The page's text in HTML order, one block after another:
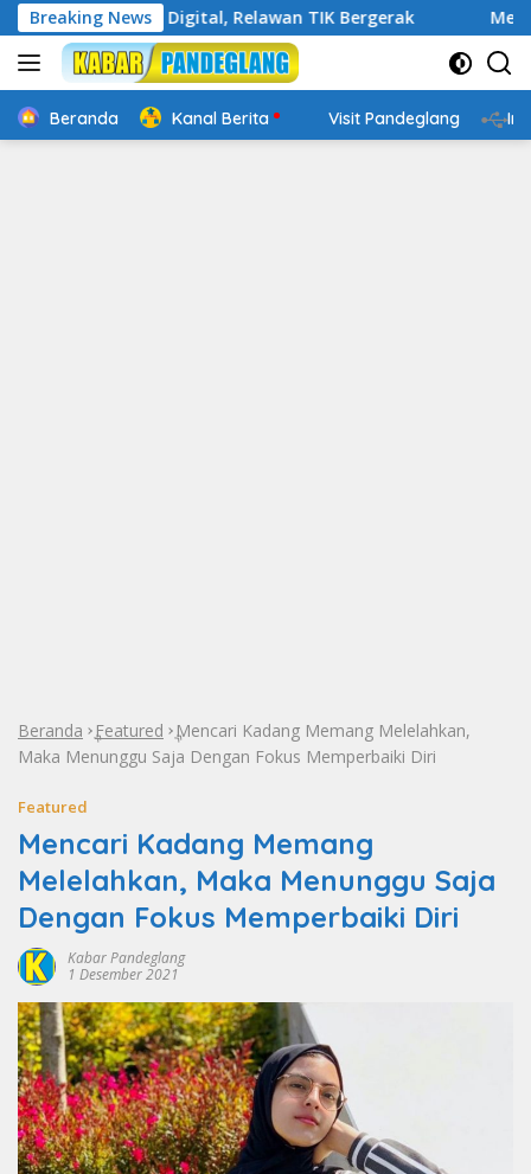
Langsung
ke
konten
Breaking News
Cakap Digital, Relawan TIK Bergerak Mengenal
Beranda Kanal Berita Visit Pandeglang
Beranda »Featured »Mencari Kadang Memang Melelahkan,
Maka Menunggu Saja Dengan Fokus Memperbaiki Diri
Featured
Mencari Kadang Memang
Melelahkan, Maka Menunggu Saja
Dengan Fokus Memperbaiki Diri
Kabar Pandeglang
1 Desember 2021